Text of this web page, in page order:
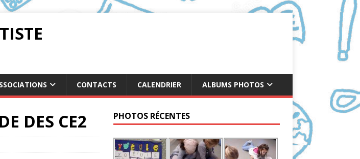
CONTACTS CALENDRIER ALBUMS PHOTOS
DES CE2 PHOTOS RÉCENTES